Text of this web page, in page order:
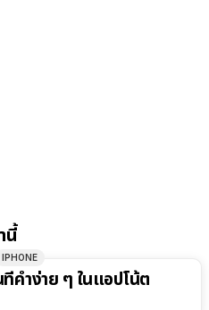
นี้
IPHONE
คำง่าย ๆ ในแอปโน้ต